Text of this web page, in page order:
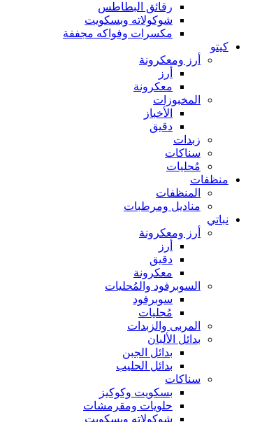
رقائق البطاطس
شوكولاته وبسكويت
مكسرات وفواكه مجففة
كيتو
أرز ومعكرونة
أرز
معكرونة
المخبوزات
الأخباز
دقيق
زبدات
سناكات
مُحليات
منظفات
المنظفات
مناديل ومرطبات
نباتي
أرز ومعكرونة
أرز
دقيق
معكرونة
السوبرفود والمُحليات
سوبرفود
مُحليات
المربى والزبدات
بدائل الألبان
بدائل الجبن
بدائل الحليب
سناكات
بسكويت وكوكيز
حلويات ومقرمشات
شوكولاته وبسكويت